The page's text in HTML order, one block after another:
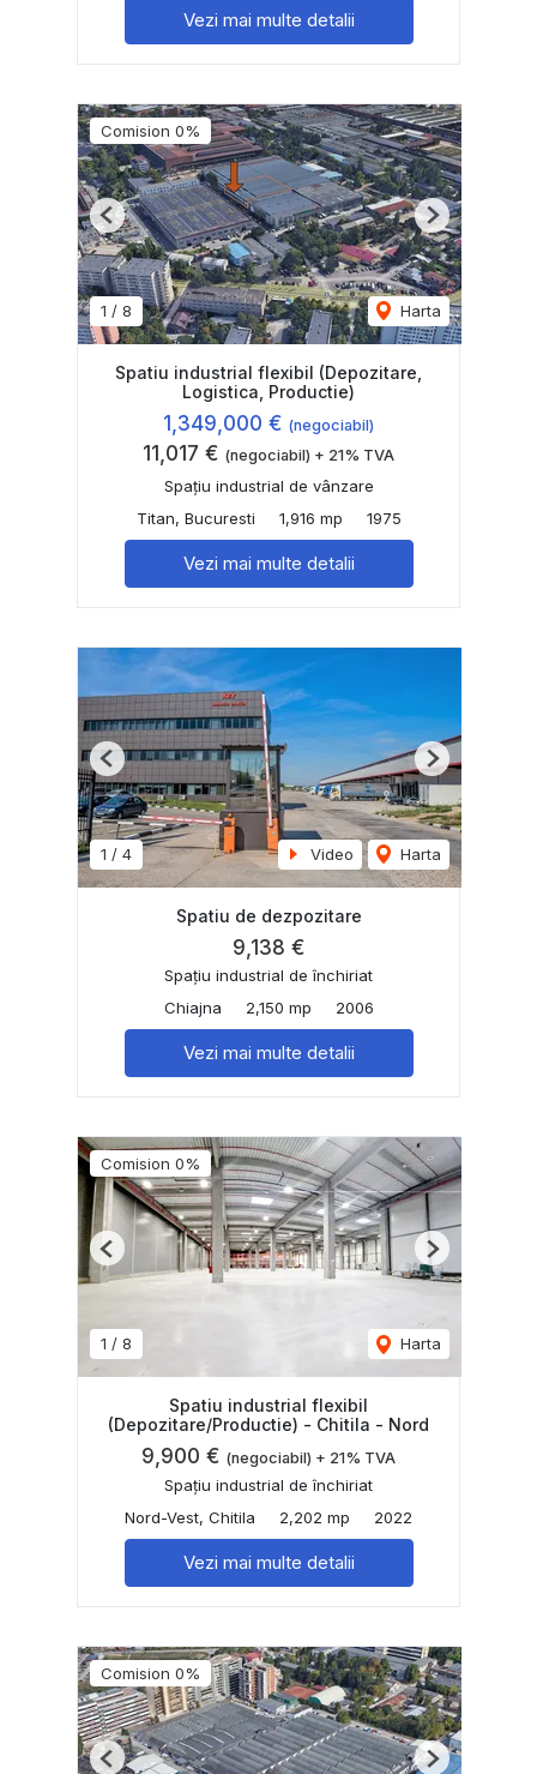
Vezi mai multe detalii
Comision 0%
1 / 8 Harta
Previous Next
Spatiu industrial flexibil (Depozitare,
Logistica, Productie)
1,349,000 € (negociabil)
11,017 € (negociabil) + 21% TVA
Spațiu industrial de vânzare
Titan, Bucuresti
1,916 mp 1975
Vezi mai multe detalii
1 / 4 Video Harta
Previous Next
Spatiu de dezpozitare
9,138 €
Spațiu industrial de închiriat
Chiajna
2,150 mp 2006
Vezi mai multe detalii
Comision 0%
1 / 8 Harta
Previous Next
Spatiu industrial flexibil
(Depozitare/Productie) - Chitila - Nord
9,900 € (negociabil) + 21% TVA
Spațiu industrial de închiriat
Nord-Vest, Chitila
2,202 mp 2022
Vezi mai multe detalii
Comision 0%
Previous Next